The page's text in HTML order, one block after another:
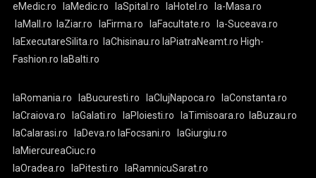
eMedic.ro laMedic.ro laSpital.ro laHotel.ro
la-Masa.ro
laMall.ro
laZiar.ro laFirma.ro laFacultate.ro
la-Suceava.ro
laExecutareSilita.ro
laChisinau.ro laPiatraNeamt.ro High-
Fashion.ro laBalti.ro
laRomania.ro laBucuresti.ro laClujNapoca.ro
laConstanta.ro
laCraiova.ro
laGalati.ro laPloiesti.ro laTimisoara.ro
laBuzau.ro
laCalarasi.ro
laDeva.ro laFocsani.ro
laGiurgiu.ro
laMiercureaCiuc.ro
laOradea.ro
laPitesti.ro laRamnicuSarat.ro